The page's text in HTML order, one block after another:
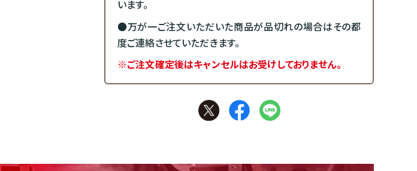
います。
●万が一ご注文いただいた商品が品切れの場合はその都
度ご連絡させていただきます。
※ご注文確定後はキャンセルはお受けしておりません。